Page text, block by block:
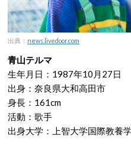
出典： news.livedoor.com
青山テルマ
生年月日：1987年10月27日
出身：奈良県大和高田市
身長：161cm
活動：歌手
出身大学：上智大学国際教養